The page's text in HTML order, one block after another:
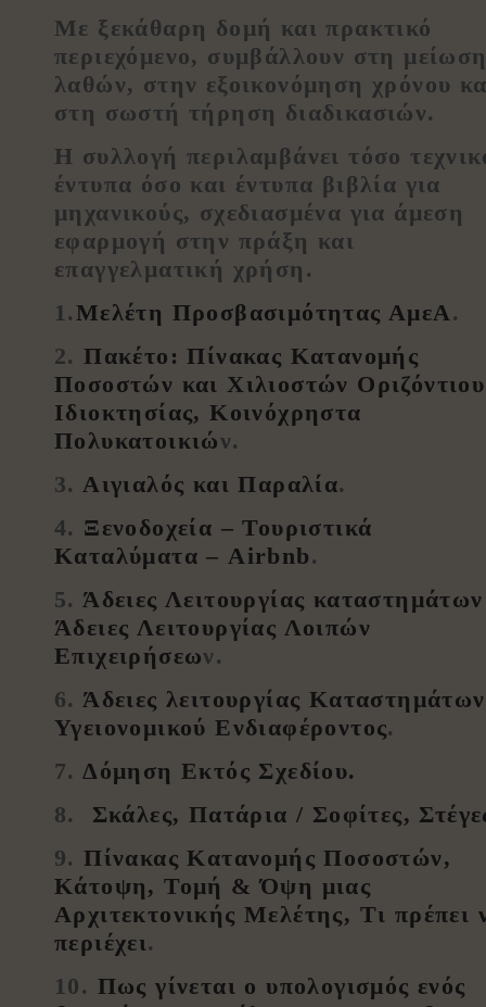
Με ξεκάθαρη δομή και πρακτικό
περιεχόμενο, συμβάλλουν στη
λαθών, στην εξοικονόμηση χρόνου
στη σωστή τήρηση διαδικασιών.
Η συλλογή περιλαμβάνει τόσο
έντυπα όσο και έντυπα βιβλία για
μηχανικούς, σχεδιασμένα για άμεση
εφαρμογή στην πράξη και
επαγγελματική χρήση.
1.Μελέτη Προσβασιμότητας ΑμεΑ.
2.Πακέτο: Πίνακας Κατανομής
Ποσοστών και Χιλιοστών Οριζόντιου
Ιδιοκτησίας, Κοινόχρηστα
Πολυκατοικιών.
3. Αιγιαλός και Παραλία.
4. Ξενοδοχεία – Τουριστικά
Καταλύματα – Airbnb.
5.Άδειες Λειτουργίας
Άδειες Λειτουργίας Λοιπών
Επιχειρήσεων.
6.Άδειες λειτουργίας Καταστημάτων
Υγειονομικού Ενδιαφέροντος.
7.Δόμηση Εκτός Σχεδίου.
8.
Σκάλες, Πατάρια / Σοφίτες,
9.Πίνακας Κατανομής Ποσοστών,
Κάτοψη, Τομή & Όψη μιας
Αρχιτεκτονικής Μελέτης, Τι πρέπει
περιέχει.
10. Πως γίνεται ο υπολογισμός ενός